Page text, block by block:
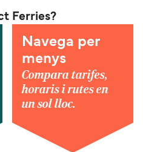
Ferries?
Navega per
menys
Compara tarifes,
horaris i rutes en
un sol lloc.